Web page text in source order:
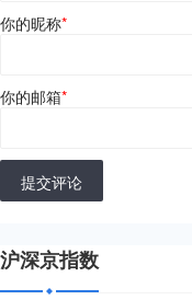
你的昵称*
你的邮箱*
提交评论
沪深京指数